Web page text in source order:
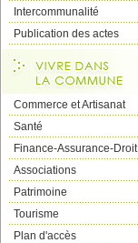
Intercommunalité
Publication des actes
Commerce et Artisanat
Santé
Finance-Assurance-Droit
Associations
Patrimoine
Tourisme
Plan d'accès